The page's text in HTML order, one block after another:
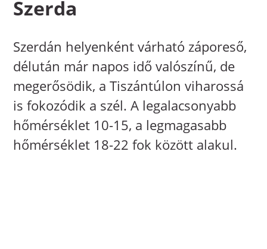
Szerda
Szerdán helyenként várható záporeső,
délután már napos idő valószínű, de
megerősödik, a Tiszántúlon viharossá
is fokozódik a szél. A legalacsonyabb
hőmérséklet 10-15, a legmagasabb
hőmérséklet 18-22 fok között alakul.